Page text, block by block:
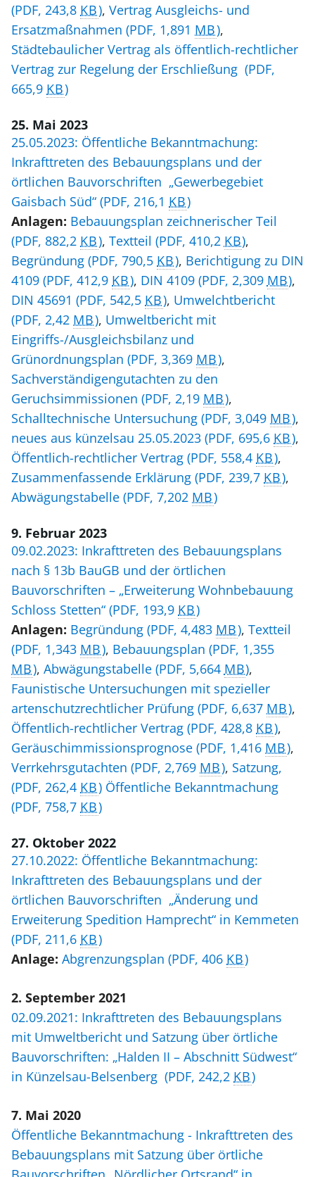
(PDF, 243,8 KB), Vertrag Ausgleichs- und
Ersatzmaßnahmen (PDF, 1,891 MB),
Städtebaulicher Vertrag als öffentlich-rechtlicher
Vertrag zur Regelung der Erschließung (PDF,
665,9 KB)
25. Mai 2023
25.05.2023: Öffentliche Bekanntmachung:
Inkrafttreten des Bebauungsplans und der
örtlichen Bauvorschriften „Gewerbegebiet
Gaisbach Süd“ (PDF, 216,1 KB)
Anlagen: Bebauungsplan zeichnerischer Teil
(PDF, 882,2 KB), Textteil (PDF, 410,2 KB),
Begründung (PDF, 790,5 KB), Berichtigung zu DIN
4109 (PDF, 412,9 KB), DIN 4109(PDF, 2,309 MB),
DIN 45691 (PDF, 542,5 KB), Umwelchtbericht
(PDF, 2,42 MB), Umweltbericht mit
Eingriffs-/Ausgleichsbilanz und
Grünordnungsplan (PDF, 3,369 MB),
Sachverständigengutachten zu den
Geruchsimmissionen (PDF, 2,19 MB),
Schalltechnische Untersuchung (PDF, 3,049 MB),
neues aus künzelsau 25.05.2023 (PDF, 695,6 KB),
Öffentlich-rechtlicher Vertrag (PDF, 558,4 KB),
Zusammenfassende Erklärung (PDF, 239,7 KB),
Abwägungstabelle (PDF, 7,202 MB)
9. Februar 2023
09.02.2023: Inkrafttreten des Bebauungsplans
nach § 13b BauGB und der örtlichen
Bauvorschriften – „Erweiterung Wohnbebauung
Schloss Stetten“ (PDF, 193,9 KB)
Anlagen: Begründung (PDF, 4,483 MB), Textteil
(PDF, 1,343 MB), Bebauungsplan (PDF, 1,355
MB), Abwägungstabelle(PDF, 5,664 MB),
Faunistische Untersuchungen mit spezieller
artenschutzrechtlicher Prüfung (PDF, 6,637 MB),
Öffentlich-rechtlicher Vertrag (PDF, 428,8 KB),
Geräuschimmissionsprognose (PDF, 1,416 MB),
Verrkehrsgutachten (PDF, 2,769 MB), Satzung,
(PDF, 262,4 KB) Öffentliche Bekanntmachung
(PDF, 758,7 KB)
27. Oktober 2022
27.10.2022: Öffentliche Bekanntmachung:
Inkrafttreten des Bebauungsplans und der
örtlichen Bauvorschriften „Änderung und
Erweiterung Spedition Hamprecht“ in Kemmeten
(PDF, 211,6 KB)
Anlage: Abgrenzungsplan (PDF, 406 KB)
2. September 2021
02.09.2021: Inkrafttreten des Bebauungsplans
mit Umweltbericht und Satzung über örtliche
Bauvorschriften: „Halden II – Abschnitt Südwest“
in Künzelsau-Belsenberg (PDF, 242,2 KB)
7. Mai 2020
Öffentliche Bekanntmachung - Inkrafttreten des
Bebauungsplans mit Satzung über örtliche